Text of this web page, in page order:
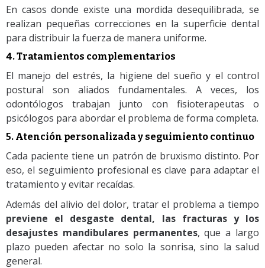
En casos donde existe una mordida desequilibrada, se
realizan pequeñas correcciones en la superficie dental
para distribuir la fuerza de manera uniforme.
4. Tratamientos complementarios
El manejo del estrés, la higiene del sueño y el control
postural son aliados fundamentales. A veces, los
odontólogos trabajan junto con fisioterapeutas o
psicólogos para abordar el problema de forma completa.
5. Atención personalizada y seguimiento continuo
Cada paciente tiene un patrón de bruxismo distinto. Por
eso, el seguimiento profesional es clave para adaptar el
tratamiento y evitar recaídas.
Además del alivio del dolor, tratar el problema a tiempo
previene el desgaste dental, las fracturas y los
desajustes mandibulares permanentes, que a largo
plazo pueden afectar no solo la sonrisa, sino la salud
general.